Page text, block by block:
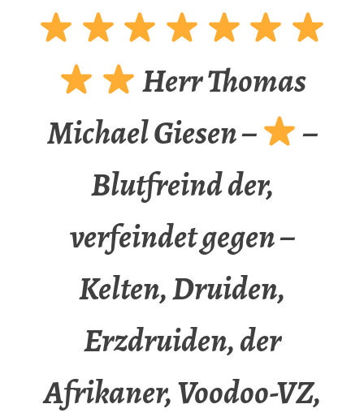
Herr Thomas
Michael Giesen –
–
Blutfreind der,
verfeindet gegen –
Kelten, Druiden,
Erzdruiden, der
Afrikaner, Voodoo-VZ,